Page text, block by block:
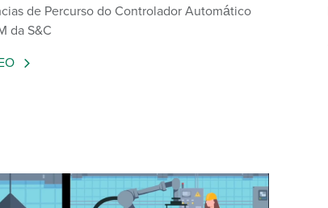
de Percurso do Controlador Automático
da S&C